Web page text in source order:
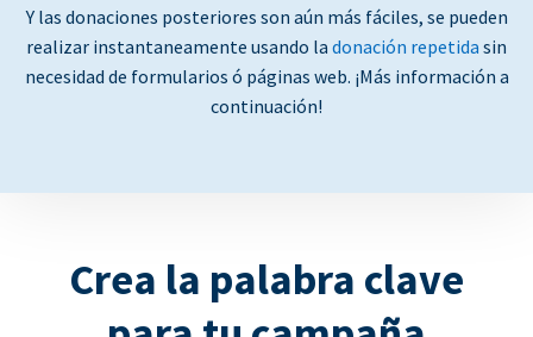
Y las donaciones posteriores son aún más fáciles, se pueden
realizar instantaneamente usando la donación repetida sin
necesidad de formularios ó páginas web. ¡Más información a
continuación!
Crea la palabra clave